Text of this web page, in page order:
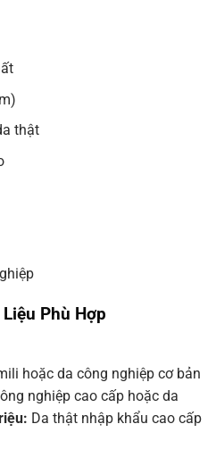
thật
Phù Hợp
hoặc da công nghiệp cơ bản
nghiệp cao cấp hoặc da
Da thật nhập khẩu cao cấp